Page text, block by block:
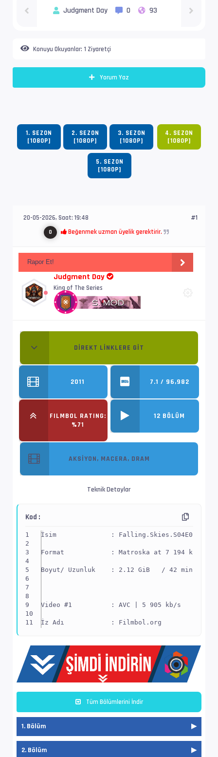
Judgment Day 0 93
Konuyu Okuyanlar: 1 Ziyaretçi
Yorum Yaz
1. SEZON
[1080P]
2. SEZON
[1080P]
3. SEZON
[1080P]
4. SEZON
[1080P]
5. SEZON
[1080P]
20-05-2026, Saat: 19:48
0 Beğenmek uzman üyelik gerektirir.
#1
Rapor Et!
Judgment Day
King of The Series
DIREKT LINKLERE GIT
2011 7.1 / 96,982
FILMBOL RATING:
%71
12 BÖLÜM
AKSIYON, MACERA, DRAM
Teknik Detaylar
Kod :
İsim              :
Format            : Matroska at 7 194 kb/s
Boyut/ Uzunluk    : 2.12 GiB   / 42 min 14 s
Video #1          : AVC | 5 905 kb/s
İz Adı            : Filmbol.org
Yapı              : V_MPEG4/ISO/AVC ->
Ses  #2           : E-AC-3 | 640 kb/s
İz Adı            : Türkçe - Filmbol.org
Tüm Bölümlerini İndir
1. Bölüm
2. Bölüm